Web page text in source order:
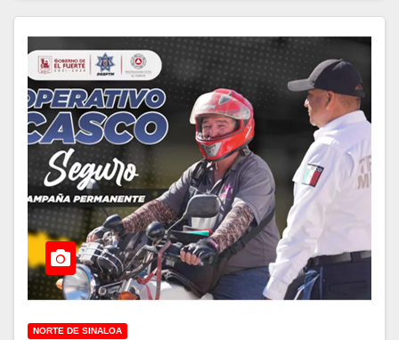
NORTE DE SINALOA